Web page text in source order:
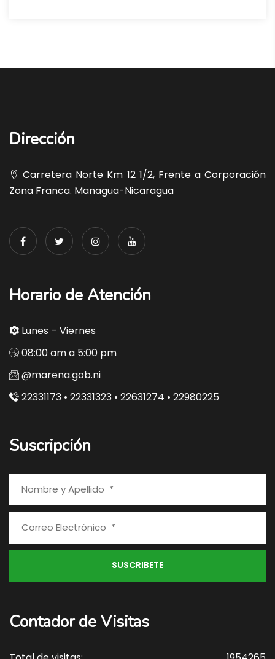
Dirección
Carretera Norte Km 12 1/2, Frente a Corporación
Zona Franca. Managua-Nicaragua
Horario de Atención
Lunes – Viernes
08:00 am a 5:00 pm
@marena.gob.ni
22331173 • 22331323 • 22631274 • 22980225
Suscripción
Contador de Visitas